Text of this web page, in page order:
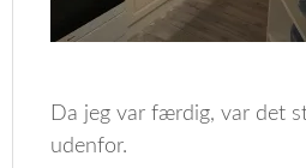
Da jeg var færdig, var det
udenfor.